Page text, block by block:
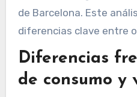
de Barcelona. Este
diferencias clave entre
Diferencias
de consumo y